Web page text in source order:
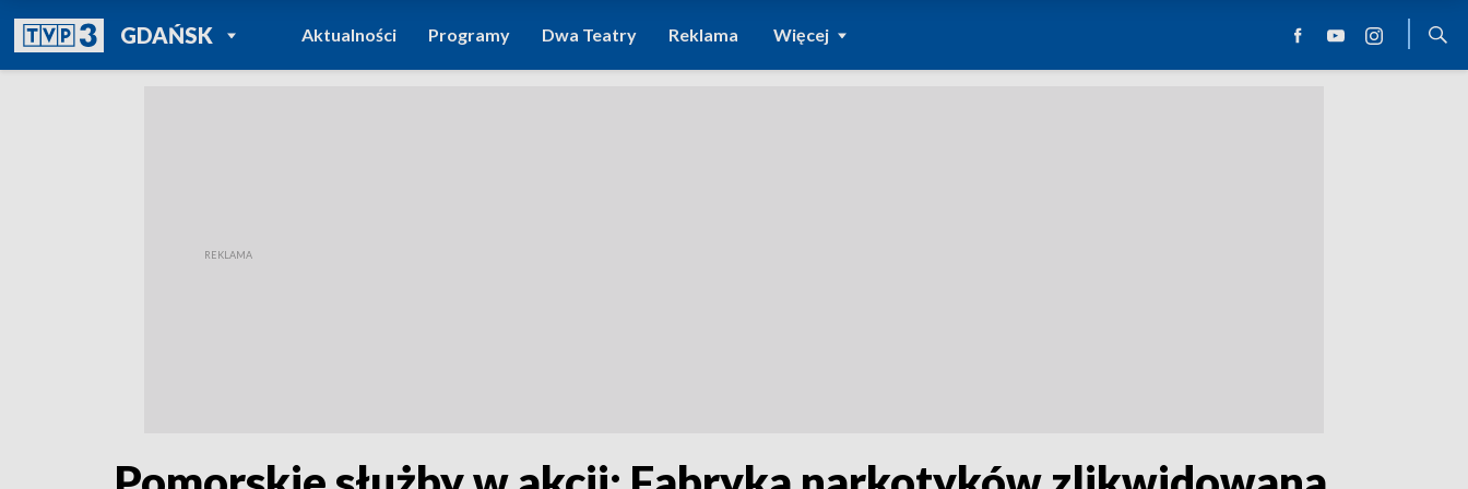
GDAŃSKPOWRÓT DO
TVP REGIONY
Aktualności Programy Dwa Teatry Reklama Więcej